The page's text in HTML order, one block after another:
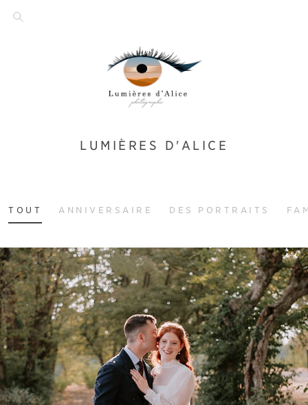
LUMIÈRES D'ALICE
TOUT ANNIVERSAIRE DES PORTRAITS